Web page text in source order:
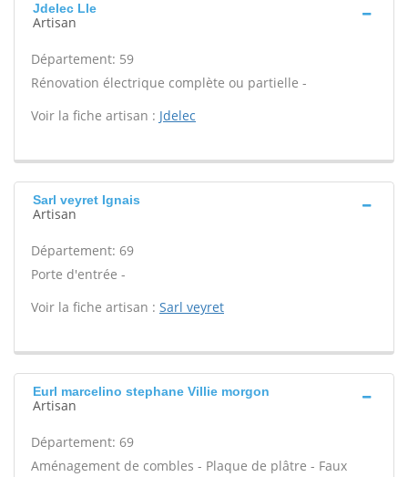
Jdelec Lle
Artisan
Département: 59
Rénovation électrique complète ou partielle -
Voir la fiche artisan : Jdelec
Sarl veyret Ignais
Artisan
Département: 69
Porte d'entrée -
Voir la fiche artisan : Sarl veyret
Eurl marcelino stephane Villie morgon
Artisan
Département: 69
Aménagement de combles - Plaque de plâtre - Faux